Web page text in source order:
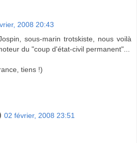
2008 20:43
sous-marin trotskiste, nous voilà
du "coup d'état-civil permanent"...
tiens !)
02 février, 2008 23:51